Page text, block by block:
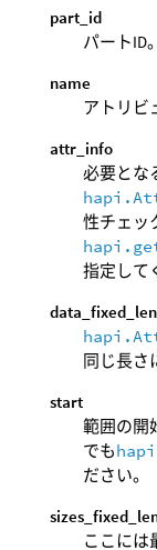
part_id
パートID。
name
アトリビ
attr_info
必要とな
性チェッ
指定して
同じ長さ
start
範囲の開
でも
ださい。
ここには